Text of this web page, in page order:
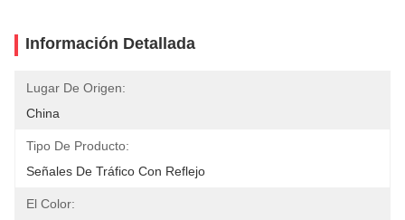
Información Detallada
Lugar De Origen:
China
Tipo De Producto:
Señales De Tráfico Con Reflejo
El Color: